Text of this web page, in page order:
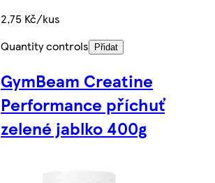
2,75 Kč/kus
Quantity controls
Přidat
GymBeam Creatine
Performance příchuť
zelené jablko 400g